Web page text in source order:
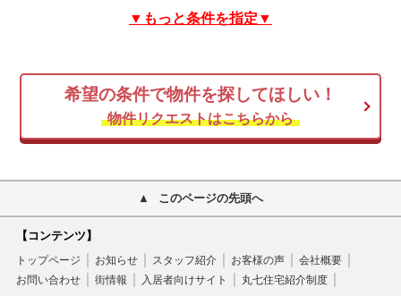
▼もっと条件を指定▼
希望の条件で物件を探してほしい！
物件リクエストはこちらから
このページの先頭へ
【コンテンツ】
トップページ お知らせ スタッフ紹介 お客様の声
会社概要
お問い合わせ
街情報 入居者向けサイト 丸七住宅紹介制度